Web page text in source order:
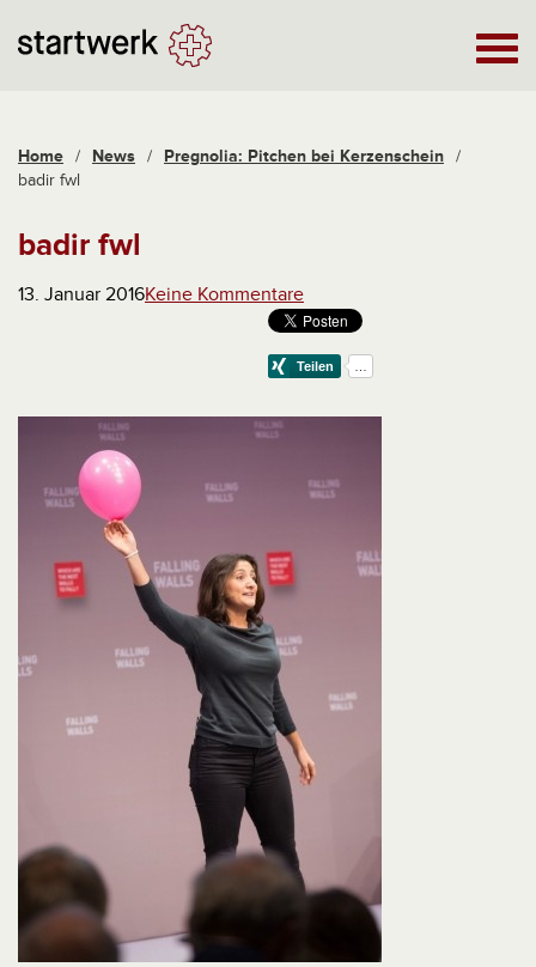
Home / News / Pregnolia: Pitchen bei Kerzenschein /
badir fwl
badir fwl
13. Januar 2016Keine Kommentare